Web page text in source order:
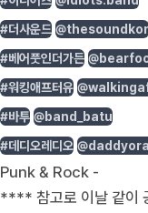
#더사운드 @thesoundkor
#베어풋인더가든
#워킹애프터유
#바투 @band_batu
#데디오레디오
Punk & Rock -
**** 참고로 이날 같이